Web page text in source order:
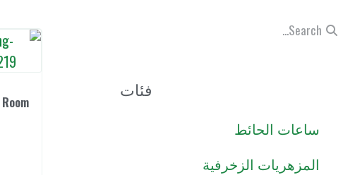
فئات
ساعات الحائط
المزهريات الزخرفية